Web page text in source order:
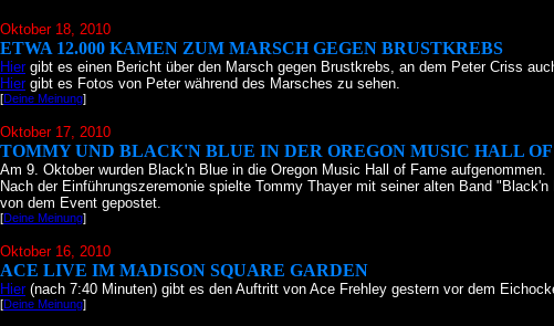
Oktober 18, 2010
ETWA 12.000 KAMEN ZUM MARSCH GEGEN BRUSTKREBS
Hiergibt es einen Bericht über den Marsch gegen Brustkrebs, an dem Peter Criss
Hiergibt es Fotos von Peter während des Marsches zu sehen.
[Deine Meinung]
Oktober 17, 2010
TOMMY UND BLACK'N BLUE IN DER OREGON MUSIC HALL
Am 9. Oktober wurden Black'n Blue in die Oregon Music Hall of Fame aufgenommen.
Nach der Einführungszeremonie spielte Tommy Thayer mit seiner alten Band
von dem Event gepostet.
[Deine Meinung]
Oktober 16, 2010
ACE LIVE IM MADISON SQUARE GARDEN
Hier(nach 7:40 Minuten) gibt es den Auftritt von Ace Frehley gestern vor dem
[Deine Meinung]